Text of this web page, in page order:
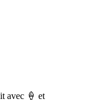
avec 🍦 et